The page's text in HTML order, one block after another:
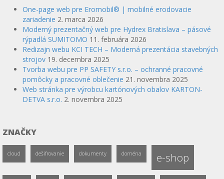
One-page web pre Eromobil® | mobilné erodovacie
zariadenie 2. marca 2026
Moderný prezentačný web pre Hydrex Bratislava – pásové
rýpadlá SUMITOMO 11. februára 2026
Redizajn webu KCI TECH – Moderná prezentácia stavebných
strojov 19. decembra 2025
Tvorba webu pre PP SAFETY s.r.o. – ochranné pracovné
pomôcky a pracovné oblečenie 21. novembra 2025
Web stránka pre výrobcu kartónových obalov KARTON-
DETVA s.r.o. 2. novembra 2025
ZNAČKY
cloud dešifrovanie dokumenty doména e-shop